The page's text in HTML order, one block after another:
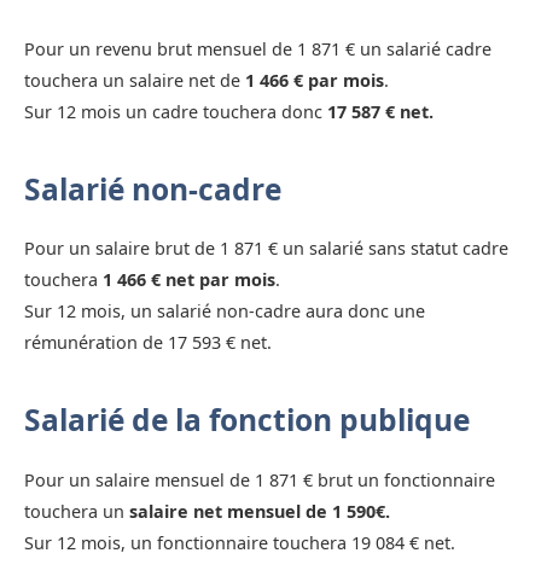
Pour un revenu brut mensuel de 1 871 € un salarié cadre
touchera un salaire net de 1 466 € par mois.
Sur 12 mois un cadre touchera donc 17 587 € net.
Salarié non-cadre
Pour un salaire brut de 1 871 € un salarié sans statut cadre
touchera 1 466 € net par mois.
Sur 12 mois, un salarié non-cadre aura donc une
rémunération de 17 593 € net.
Salarié de la fonction publique
Pour un salaire mensuel de 1 871 € brut un fonctionnaire
touchera un salaire net mensuel de 1 590€.
Sur 12 mois, un fonctionnaire touchera 19 084 € net.